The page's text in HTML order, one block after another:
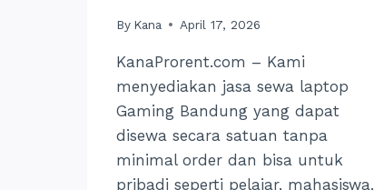
By Kana April 17, 2026
KanaProrent.com – Kami
menyediakan jasa sewa laptop
Gaming Bandung yang dapat
disewa secara satuan tanpa
minimal order dan bisa untuk
pribadi seperti pelajar, mahasiswa,